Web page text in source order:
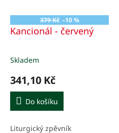
379 Kč –10 %
Kancionál - červený
Průměrné
produktu
je
3,7
z
hvězdiček.
Skladem
341,10 Kč
Do košíku
Liturgický zpěvník